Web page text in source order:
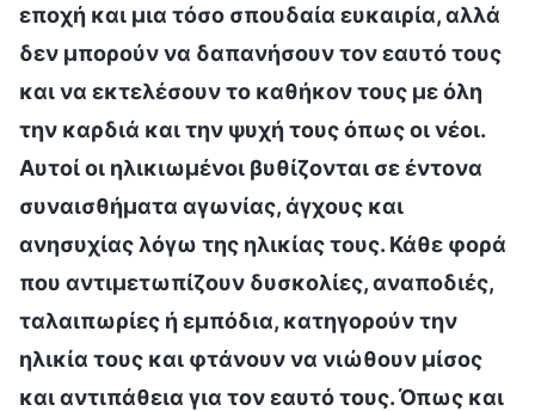
εποχή και μια τόσο σπουδαία ευκαιρία, αλλά
δεν μπορούν να δαπανήσουν τον εαυτό τους
και να εκτελέσουν το καθήκον τους με όλη
την καρδιά και την ψυχή τους όπως οι νέοι.
Αυτοί οι ηλικιωμένοι βυθίζονται σε έντονα
συναισθήματα αγωνίας, άγχους και
ανησυχίας λόγω της ηλικίας τους. Κάθε φορά
που αντιμετωπίζουν δυσκολίες, αναποδιές,
ταλαιπωρίες ή εμπόδια, κατηγορούν την
ηλικία τους και φτάνουν να νιώθουν μίσος
και αντιπάθεια για τον εαυτό τους. Όπως και